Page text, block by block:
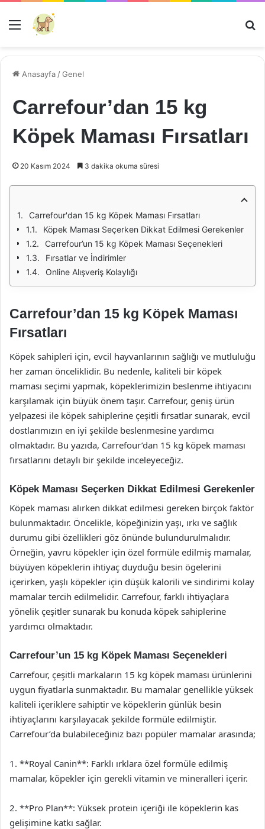
Menü
Anasayfa /Genel
Carrefour’dan 15 kg
Köpek Maması Fırsatları
20 Kasım 2024 3 dakika okuma süresi
Carrefour'dan 15 kg Köpek Maması Fırsatları
Köpek Maması Seçerken Dikkat Edilmesi Gerekenler
Carrefour’un 15 kg Köpek Maması Seçenekleri
Fırsatlar ve İndirimler
Online Alışveriş Kolaylığı
Carrefour’dan 15 kg Köpek Maması
Fırsatları
Köpek sahipleri için, evcil hayvanlarının sağlığı ve mutluluğu
her zaman önceliklidir. Bu nedenle, kaliteli bir köpek
maması seçimi yapmak, köpeklerimizin beslenme ihtiyacını
karşılamak için büyük önem taşır. Carrefour, geniş ürün
yelpazesi ile köpek sahiplerine çeşitli fırsatlar sunarak, evcil
dostlarımızın en iyi şekilde beslenmesine yardımcı
olmaktadır. Bu yazıda, Carrefour’dan 15 kg köpek maması
fırsatlarını detaylı bir şekilde inceleyeceğiz.
Köpek Maması Seçerken Dikkat Edilmesi Gerekenler
Köpek maması alırken dikkat edilmesi gereken birçok faktör
bulunmaktadır. Öncelikle, köpeğinizin yaşı, ırkı ve sağlık
durumu gibi özellikleri göz önünde bulundurulmalıdır.
Örneğin, yavru köpekler için özel formüle edilmiş mamalar,
büyüyen köpeklerin ihtiyaç duyduğu besin ögelerini
içerirken, yaşlı köpekler için düşük kalorili ve sindirimi kolay
mamalar tercih edilmelidir. Carrefour, farklı ihtiyaçlara
yönelik çeşitler sunarak bu konuda köpek sahiplerine
yardımcı olmaktadır.
Carrefour’un 15 kg Köpek Maması Seçenekleri
Carrefour, çeşitli markaların 15 kg köpek maması ürünlerini
uygun fiyatlarla sunmaktadır. Bu mamalar genellikle yüksek
kaliteli içeriklere sahiptir ve köpeklerin günlük besin
ihtiyaçlarını karşılayacak şekilde formüle edilmiştir.
Carrefour’da bulabileceğiniz bazı popüler mamalar arasında;
1. **Royal Canin**: Farklı ırklara özel formüle edilmiş
mamalar, köpekler için gerekli vitamin ve mineralleri içerir.
2. **Pro Plan**: Yüksek protein içeriği ile köpeklerin kas
gelişimine katkı sağlar.